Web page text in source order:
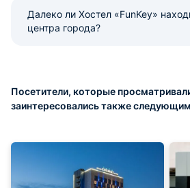
Далеко ли Хостел «FunKey»
центра города?
Посетители, которые
заинтересовались также